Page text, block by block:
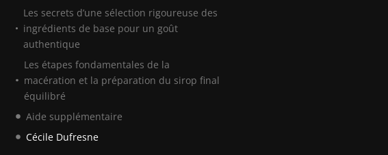
Les secrets d’une sélection rigoureuse des
ingrédients de base pour un goût
authentique
Les étapes fondamentales de la
macération et la préparation du sirop final
équilibré
Aide supplémentaire
Cécile Dufresne